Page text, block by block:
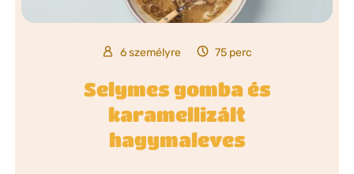
6 személyre 75 perc
Selymes gomba és
karamellizált
hagymaleves